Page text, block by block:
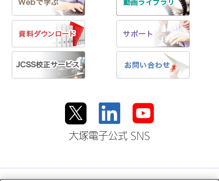
大塚電子公式 SNS